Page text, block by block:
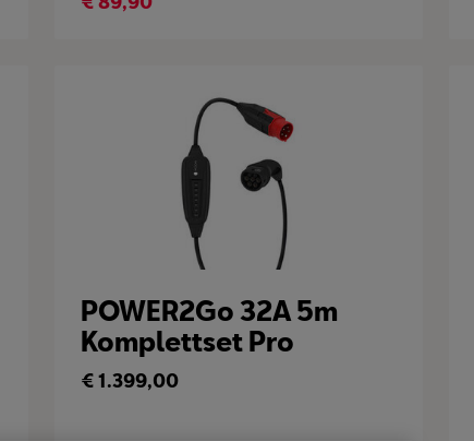
POWER2Go 32A 5m
Komplettset Pro
€1.399,00